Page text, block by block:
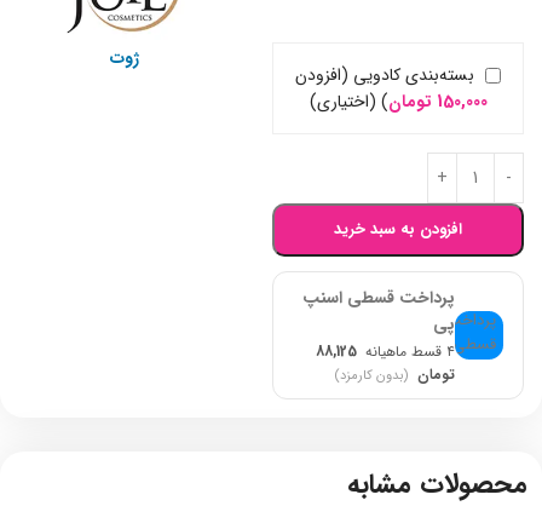
بسته‌بندی کادویی (افزودن
150,000 تومان) (اختیاری)
افزودن به سبد خرید
پرداخت قسطی اسنپ
پی
۴ قسط ماهیانه
88,125
تومان (بدون کارمزد)
ژوت
محصولات مشابه